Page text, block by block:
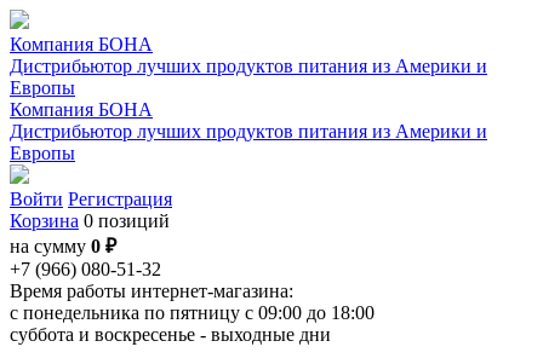
Компания БОНА
Дистрибьютор лучших продуктов питания из Америки и
Европы
Компания БОНА
Дистрибьютор лучших продуктов питания из Америки и
Европы
Войти Регистрация
Корзина 0 позиций
на сумму 0 ₽
+7 (966) 080-51-32
Время работы интернет-магазина:
с понедельника по пятницу с 09:00 до 18:00
суббота и воскресенье - выходные дни